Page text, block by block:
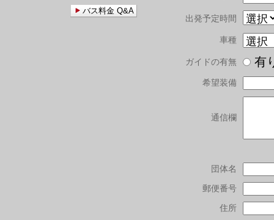
出発予定時間
車種
ガイドの有無
希望装備
通信欄
団体名
郵便番号
住所
バス料金 Q&A